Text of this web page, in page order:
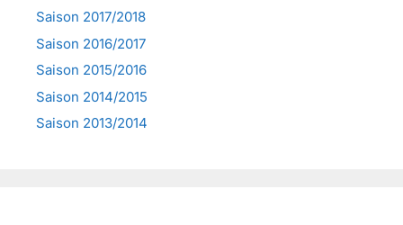
Saison 2017/2018
Saison 2016/2017
Saison 2015/2016
Saison 2014/2015
Saison 2013/2014